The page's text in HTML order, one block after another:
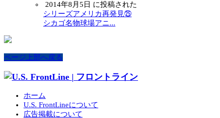
2014年8月5日 に投稿された
シリーズアメリカ再発見㉕
シカゴ名物球場アニ...
ページ上部へ戻る
ホーム
U.S. FrontLineについて
広告掲載について